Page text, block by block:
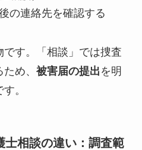
の連絡先を確認する
す。「相談」では捜査
め、 被害届の提出 を明
。
士相談の違い：調査範